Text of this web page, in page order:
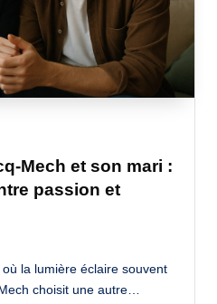
Mech et son mari :
passion et
la lumière éclaire souvent
choisit une autre…